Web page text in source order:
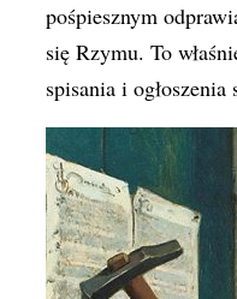
pośpiesznym
się Rzymu. To
spisania i ogłoszenia